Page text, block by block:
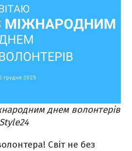
днем волонтерів
Світ не без